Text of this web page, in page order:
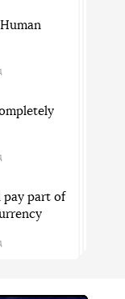
pay part of